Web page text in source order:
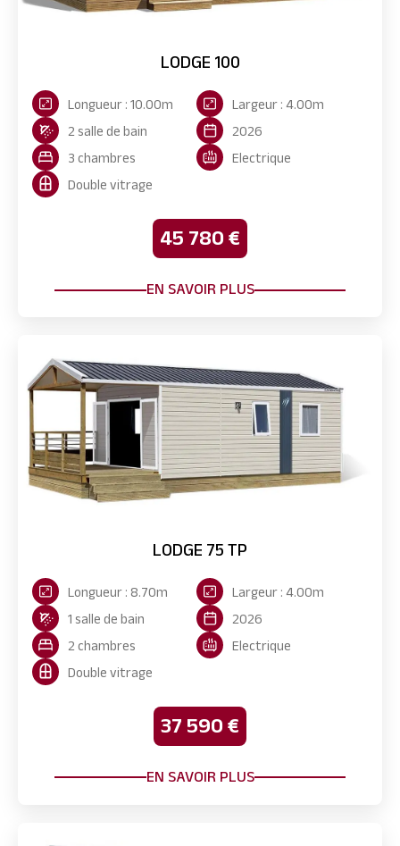
LODGE 100
Longueur : 10.00m
Largeur : 4.00m
2 salle de bain
2026
3 chambres
Electrique
Double vitrage
45 780 €
EN SAVOIR PLUS
LODGE 75 TP
Longueur : 8.70m
Largeur : 4.00m
1 salle de bain
2026
2 chambres
Electrique
Double vitrage
37 590 €
EN SAVOIR PLUS